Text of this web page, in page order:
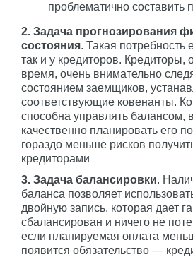
проблематично составить
2. Задача прогнозирования
состояния. Такая потребность
так и у кредиторов. Кредиторы,
время, очень внимательно
состоянием заемщиков,
соответствующие ковенанты.
способна управлять балансом,
качественно планировать его
гораздо меньше рисков
кредиторами
3. Задача балансировки.
баланса позволяет
двойную запись, которая дает
сбалансирован и ничего не
если планируемая оплата
появится обязательство —